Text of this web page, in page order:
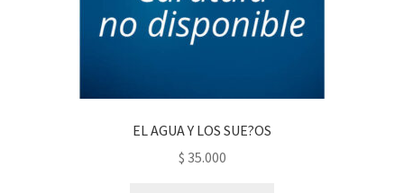
EL AGUA Y LOS SUE?OS
$ 35.000